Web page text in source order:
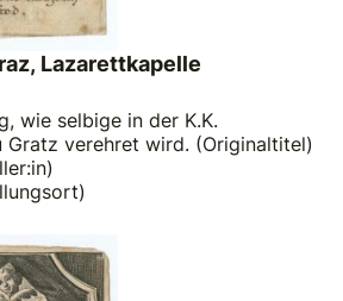
Lazarettkapelle
wie selbige in der K.K.
Gratz verehret wird. (Originaltitel)